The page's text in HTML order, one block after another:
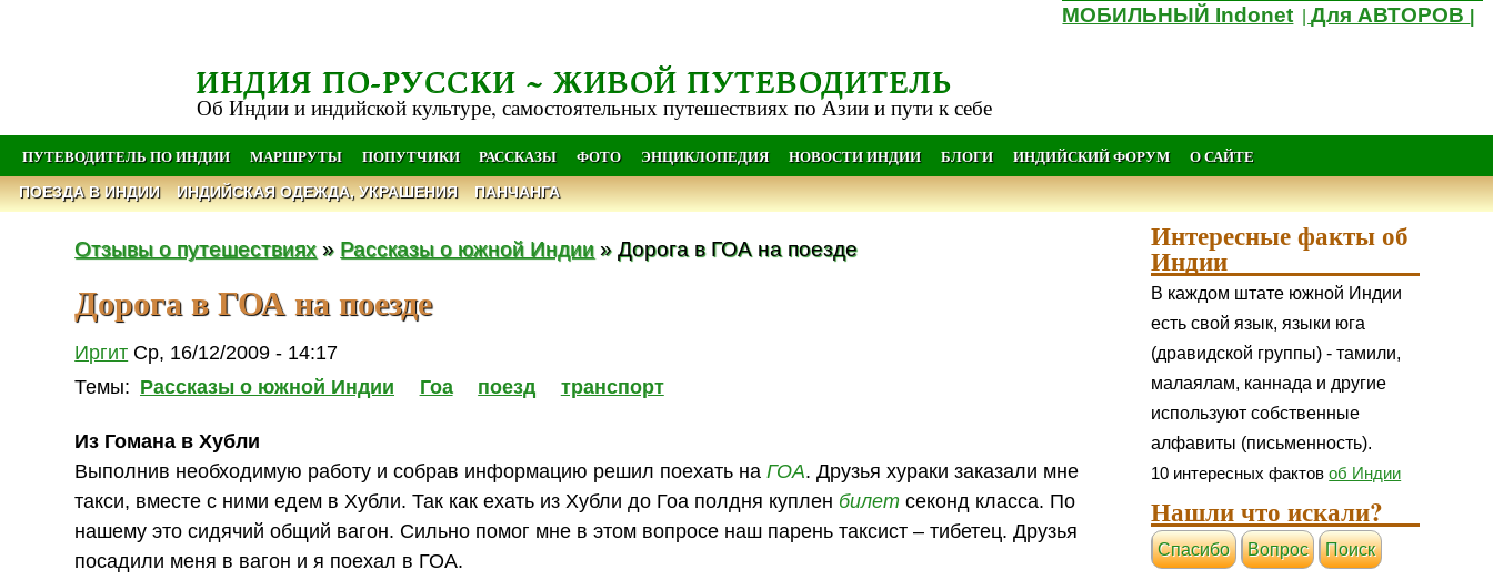
МОБИЛЬНЫЙ Indonet |Для АВТОРОВ
ИНДИЯ ПО-РУССКИ ~ ЖИВОЙ ПУТЕВОДИТЕЛЬ
Об Индии и индийской культуре, самостоятельных путешествиях по Азии и пути к себе
ПУТЕВОДИТЕЛЬ ПО ИНДИИ МАРШРУТЫ ПОПУТЧИКИ РАССКАЗЫ ФОТО ЭНЦИКЛОПЕДИЯ НОВОСТИ ИНДИИ БЛОГИ ИНДИЙСКИЙ ФОРУМ О САЙТЕ
ПОЕЗДА В ИНДИИ ИНДИЙСКАЯ ОДЕЖДА, УКРАШЕНИЯ ПАНЧАНГА
Отзывы о путешествиях » Рассказы о южной Индии » Дорога в ГОА на поезде
Дорога в ГОА на поезде
Иргит Ср, 16/12/2009 - 14:17
Темы: Рассказы о южной Индии Гоа поезд транспорт
Из Гомана в Хубли
Выполнив необходимую работу и собрав информацию решил поехать наГОА. Друзья хураки заказали мне
такси, вместе с ними едем в Хубли. Так как ехать из Хубли до Гоа полдня куплен билет секонд класса. По
нашему это сидячий общий вагон. Сильно помог мне в этом вопросе наш парень таксист – тибетец. Друзья
посадили меня в вагон и я поехал в ГОА.
Интересные факты об
Индии
В каждом штате южной Индии
есть свой язык, языки юга
(дравидской группы) - тамили,
малаялам, каннада и другие
используют собственные
алфавиты (письменность).
10 интересных фактовоб Индии
Нашли что искали?
Cпасибо Вопрос Поиск